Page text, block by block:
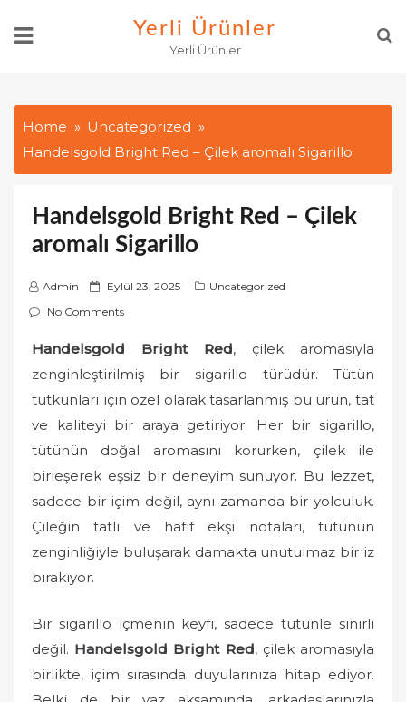
Yerli Ürünler
Yerli Ürünler
Home
Uncategorized
Handelsgold Bright Red – Çilek aromalı Sigarillo
Handelsgold Bright Red – Çilek
aromalı Sigarillo
Admin
P
o
t
e
d
Eylül 23, 2025
Uncategorized
No Comments
Handelsgold Bright Red, çilek aromasıyla
zenginleştirilmiş bir sigarillo türüdür. Tütün
tutkunları için özel olarak tasarlanmış bu ürün, tat
ve kaliteyi bir araya getiriyor. Her bir sigarillo,
tütünün doğal aromasını korurken, çilek ile
birleşerek eşsiz bir deneyim sunuyor. Bu lezzet,
sadece bir içim değil, aynı zamanda bir yolculuk.
Çileğin tatlı ve hafif ekşi notaları, tütünün
zenginliğiyle buluşarak damakta unutulmaz bir iz
bırakıyor.
Bir sigarillo içmenin keyfi, sadece tütünle sınırlı
değil. Handelsgold Bright Red, çilek aromasıyla
birlikte, içim sırasında duyularınıza hitap ediyor.